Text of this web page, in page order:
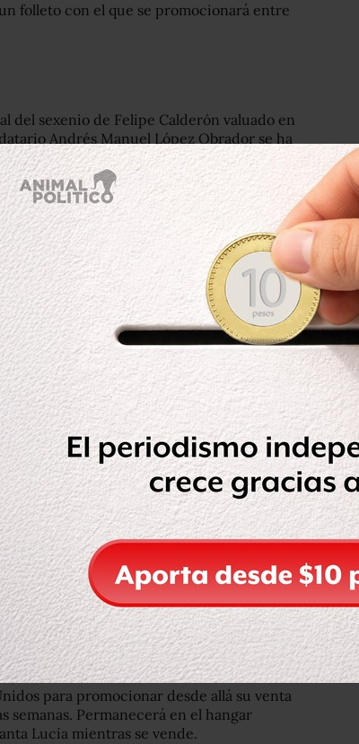
folleto con el que se promocionará entre
del sexenio de Felipe Calderón valuado en
Andrés Manuel López Obrador se ha
país.
otras 72 aeronaves que estarán en subasta y
administraciones pasadas.
para promocionar desde allá su venta
semanas. Permanecerá en el hangar
Lucía mientras se vende.